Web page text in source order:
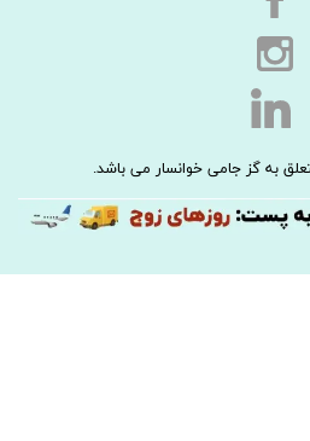
به گز جامی خوانسار می باشد.